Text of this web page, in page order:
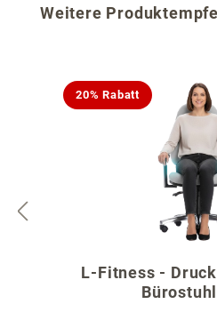
Produktgalerie
Weitere
20% Rabatt
L-Fitness -